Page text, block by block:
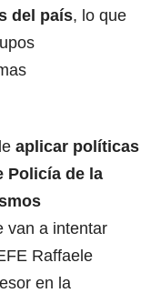
del país, lo que
aplicar políticas
Policía de la
van a intentar
Raffaele
en la